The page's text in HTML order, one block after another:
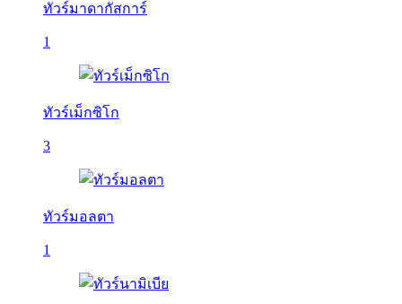
ทัวร์มาดากัสการ์
1
ทัวร์เม็กซิโก
3
ทัวร์มอลตา
1